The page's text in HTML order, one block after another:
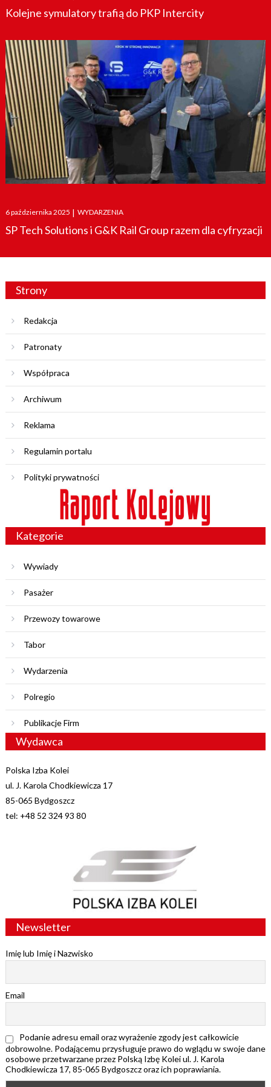
Kolejne symulatory trafią do PKP Intercity
Posted
on
6 października 2025 | WYDARZENIA
SP Tech Solutions i G&K Rail Group razem dla cyfryzacji
Strony
Redakcja
Patronaty
Współpraca
Archiwum
Reklama
Regulamin portalu
Polityki prywatności
Kategorie
Wywiady
Pasażer
Przewozy towarowe
Tabor
Wydarzenia
Polregio
Publikacje Firm
Wydawca
Polska Izba Kolei
ul. J. Karola Chodkiewicza 17
85-065 Bydgoszcz
tel: +48 52 324 93 80
Newsletter
Imię lub Imię i Nazwisko
Email
Podanie adresu email oraz wyrażenie zgody jest całkowicie
dobrowolne. Podającemu przysługuje prawo do wglądu w swoje dane
osobowe przetwarzane przez Polską Izbę Kolei ul. J. Karola
Chodkiewicza 17, 85-065 Bydgoszcz oraz ich poprawiania.